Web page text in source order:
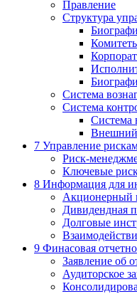
Правление
Структура
Система
Система
Система
Внешний
7 Управление
Риск-
Ключевые
8 Информация для
Акционерный
Дивидендная
Долговые
9 Финасовая
Заявление об
Аудиторское